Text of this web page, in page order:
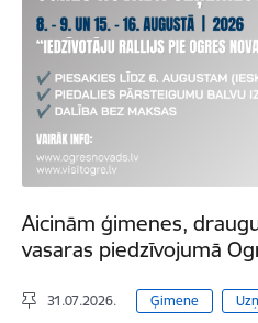
Aicinām ģimenes,
vasaras piedzīvojumā
31.07.2026. Ģimene